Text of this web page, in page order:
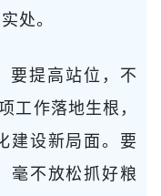
处。
要提高站位，不
工作落地生根，
建设新局面。要
毫不放松抓好粮